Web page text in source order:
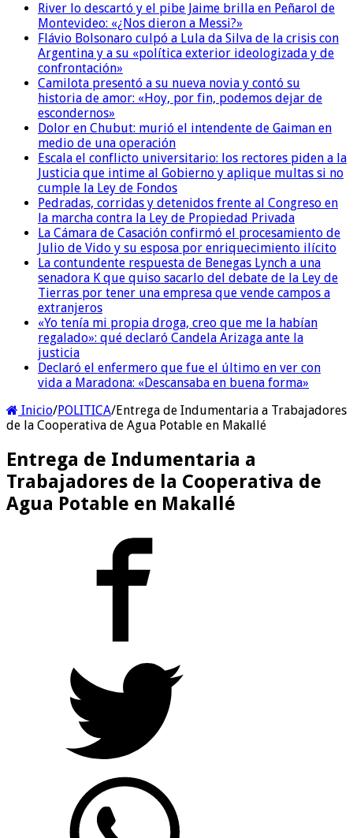
River lo descartó y el pibe Jaime brilla en Peñarol de
Montevideo: «¿Nos dieron a Messi?»
Flávio Bolsonaro culpó a Lula da Silva de la crisis con
Argentina y a su «política exterior ideologizada y de
confrontación»
Camilota presentó a su nueva novia y contó su
historia de amor: «Hoy, por fin, podemos dejar de
escondernos»
Dolor en Chubut: murió el intendente de Gaiman en
medio de una operación
Escala el conflicto universitario: los rectores piden a la
Justicia que intime al Gobierno y aplique multas si no
cumple la Ley de Fondos
Pedradas, corridas y detenidos frente al Congreso en
la marcha contra la Ley de Propiedad Privada
La Cámara de Casación confirmó el procesamiento de
Julio de Vido y su esposa por enriquecimiento ilícito
La contundente respuesta de Benegas Lynch a una
senadora K que quiso sacarlo del debate de la Ley de
Tierras por tener una empresa que vende campos a
extranjeros
«Yo tenía mi propia droga, creo que me la habían
regalado»: qué declaró Candela Arizaga ante la
justicia
Declaró el enfermero que fue el último en ver con
vida a Maradona: «Descansaba en buena forma»
Inicio/POLITICA/Entrega de Indumentaria a Trabajadores
de la Cooperativa de Agua Potable en Makallé
Entrega de Indumentaria a
Trabajadores de la Cooperativa de
Agua Potable en Makallé